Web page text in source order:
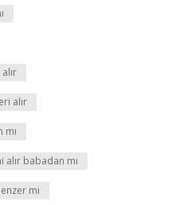
alır
mı
alır babadan mı
mi